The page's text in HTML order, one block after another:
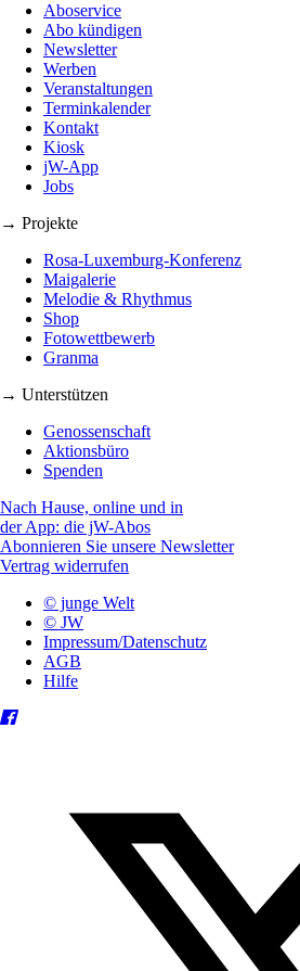
Aboservice
Abo kündigen
Newsletter
Werben
Veranstaltungen
Terminkalender
Kontakt
Kiosk
jW-App
Jobs
→ Projekte
Rosa-Luxemburg-Konferenz
Maigalerie
Melodie & Rhythmus
Shop
Fotowettbewerb
Granma
→ Unterstützen
Genossenschaft
Aktionsbüro
Spenden
Nach Hause, online und in
der App: die jW-Abos
Abonnieren Sie unsere Newsletter
Vertrag widerrufen
© junge Welt
© JW
Impressum/Datenschutz
AGB
Hilfe